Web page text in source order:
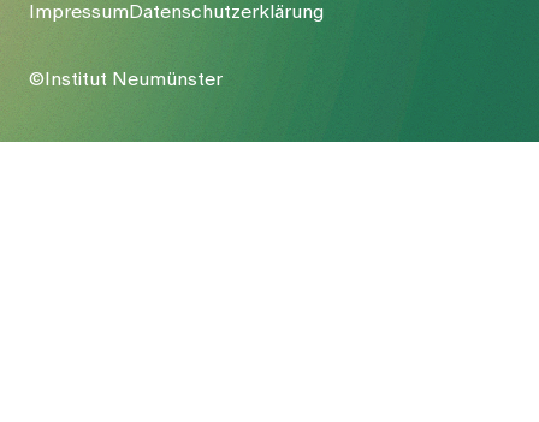
ImpressumDatenschutzerklärung
©Institut Neumünster